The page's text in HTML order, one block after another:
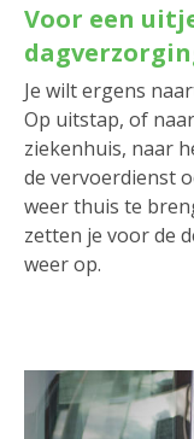
Voor een
Je wilt ergens
Op uitstap, of
ziekenhuis, naar
de vervoerdienst
weer thuis te
zetten je voor de
weer op.